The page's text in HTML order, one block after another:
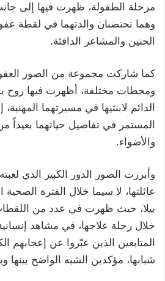
مرحلة الطفولة، ظهرت فيها إلى
وهما تحتضنان والدتهما في لقطة
الحنين والمشاعر الدافئة.
كما شاركت مجموعة من الصور
ومحطات مختلفة، أظهرت فيها روح
الدائم لابنتيها في مسيرتهما
المستمر في تفاصيل حياتهما بعيداً
والأضواء.
وأبرزت الصور الدور الكبير الذي
عائلتها، لا سيما خلال الفترة
بيلا، حيث ظهرت في عدد من
خلال رحلة علاجها، في مشاهد
المتابعين الذين عبّروا عن إعجابهم
شبابها، مؤكدين الشبه الواضح بينها